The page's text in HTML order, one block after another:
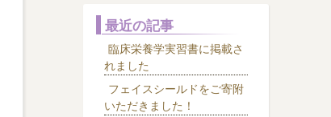
最近の記事
臨床栄養学実習書に掲載さ
れました
フェイスシールドをご寄附
いただきました！